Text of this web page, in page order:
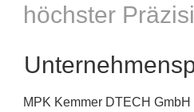
höchster
MPK Kemmer DTECH